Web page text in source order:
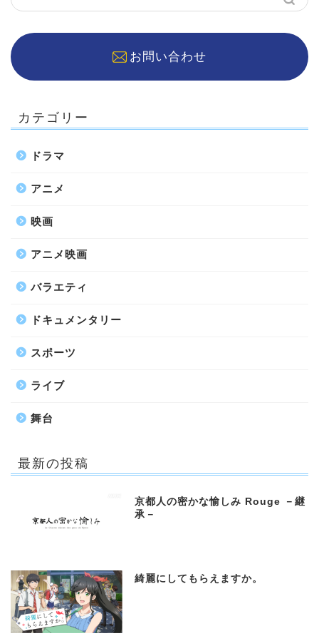
お問い合わせ
カテゴリー
ドラマ
アニメ
映画
アニメ映画
バラエティ
ドキュメンタリー
スポーツ
ライブ
舞台
最新の投稿
京都人の密かな愉しみ Rouge －継
承－
綺麗にしてもらえますか。